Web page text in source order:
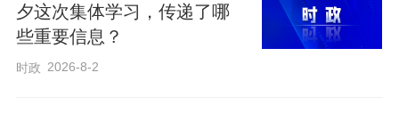
夕这次集体学习，传递了哪
些重要信息？
时政 2026-8-2